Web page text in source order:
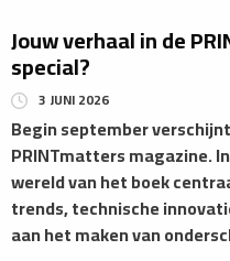
​Jouw verhaal in de
special?
3 JUNI 2026
Begin september
PRINTmatters magazine.
wereld van het boek
trends, technische
aan het maken van